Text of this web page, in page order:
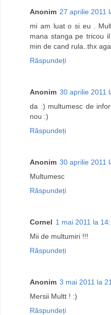
Anonim 27 aprilie 2011
mi am luat o si eu .
mana stanga pe tricou
min de cand rula..thx
Răspundeți
Anonim 30 aprilie 2011
da :) multumesc de
nou :)
Răspundeți
Anonim 30 aprilie 2011
Multumesc
Răspundeți
Cornel 1 mai 2011 la
Mii de multumiri !!!
Răspundeți
Anonim 3 mai 2011 la
Mersii Multt ! :)
Răspundeți